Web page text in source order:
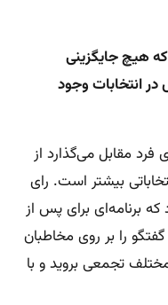
هیچ جایگزینی
انتخابات وجود
مقابل می‌گذارد از
بیشتر است. رای
برنامه‌ای برای پس از
گفتگو را بر روی مخاطبان
تجمعی بروید و با